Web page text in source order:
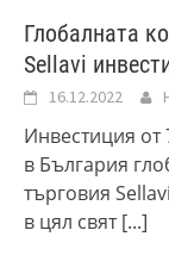
Глобалната
Sellavi
16.12.2022
Инвестиция
в България
търговия
в цял свят[...]